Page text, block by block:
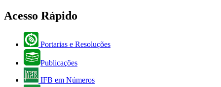
Acesso Rápido
Portarias e Resoluções
Publicações
IFB em Números